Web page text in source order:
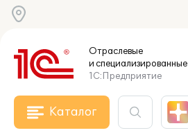
Отраслевые
и специализированные
1С:Предприятие
Каталог